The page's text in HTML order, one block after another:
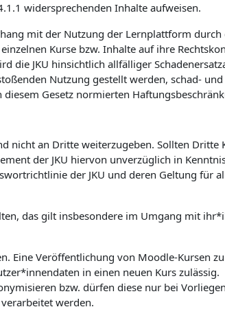
widersprechenden Inhalte aufweisen.
mit der Nutzung der Lernplattform durch
Kurse bzw. Inhalte auf ihre
JKU hinsichtlich allfälliger
Nutzung gestellt werden, schad-
Gesetz normierten
nicht an Dritte weiterzugeben. Sollten Dritte
der JKU hiervon unverzüglich in
der JKU und deren Geltung für
das gilt insbesondere im Umgang mit
Eine Veröffentlichung von Moodle-Kursen zu
in einen neuen Kurs zulässig.
bzw. dürfen diese nur bei
werden.